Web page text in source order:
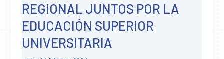
REGIONAL JUNTOS POR LA
EDUCACIÓN SUPERIOR
UNIVERSITARIA